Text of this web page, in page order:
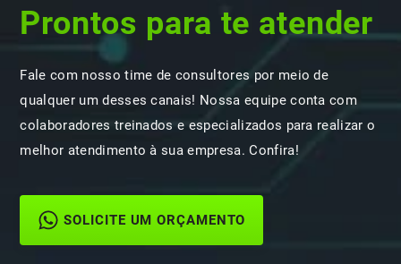
Prontos para te atender
Fale com nosso time de consultores por meio de
qualquer um desses canais! Nossa equipe conta com
colaboradores treinados e especializados para realizar o
melhor atendimento à sua empresa. Confira!
SOLICITE UM ORÇAMENTO